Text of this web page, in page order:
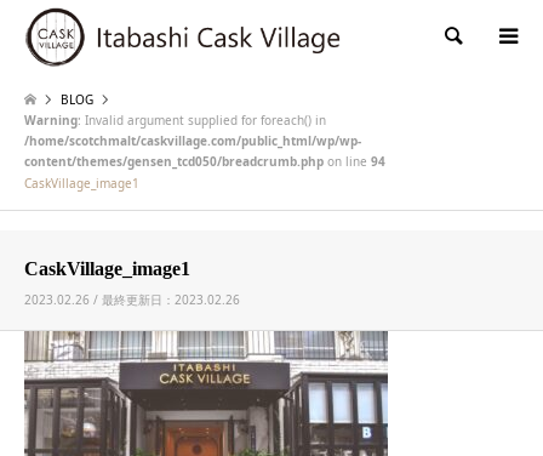
検索
BLOG
Warning: Invalid argument supplied for foreach() in
/home/scotchmalt/caskvillage.com/public_html/wp/wp-
content/themes/gensen_tcd050/breadcrumb.php on line 94
CaskVillage_image1
CaskVillage_image1
2023.02.26 / 最終更新日：2023.02.26